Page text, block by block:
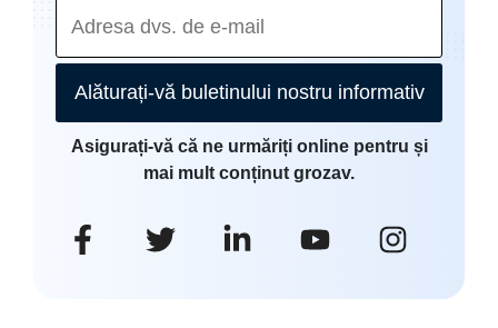
Alăturați-vă buletinului nostru informativ
Asigurați-vă că ne urmăriți online pentru și
mai mult conținut grozav.